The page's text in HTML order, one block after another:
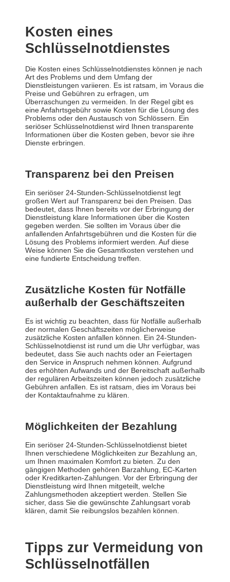
Kosten eines
Schlüsselnotdienstes
Die Kosten eines Schlüsselnotdienstes können je nach
Art des Problems und dem Umfang der
Dienstleistungen variieren. Es ist ratsam, im Voraus die
Preise und Gebühren zu erfragen, um
Überraschungen zu vermeiden. In der Regel gibt es
eine Anfahrtsgebühr sowie Kosten für die Lösung des
Problems oder den Austausch von Schlössern. Ein
seriöser Schlüsselnotdienst wird Ihnen transparente
Informationen über die Kosten geben, bevor sie ihre
Dienste erbringen.
Transparenz bei den Preisen
Ein seriöser 24-Stunden-Schlüsselnotdienst legt
großen Wert auf Transparenz bei den Preisen. Das
bedeutet, dass Ihnen bereits vor der Erbringung der
Dienstleistung klare Informationen über die Kosten
gegeben werden. Sie sollten im Voraus über die
anfallenden Anfahrtsgebühren und die Kosten für die
Lösung des Problems informiert werden. Auf diese
Weise können Sie die Gesamtkosten verstehen und
eine fundierte Entscheidung treffen.
Zusätzliche Kosten für Notfälle
außerhalb der Geschäftszeiten
Es ist wichtig zu beachten, dass für Notfälle außerhalb
der normalen Geschäftszeiten möglicherweise
zusätzliche Kosten anfallen können. Ein 24-Stunden-
Schlüsselnotdienst ist rund um die Uhr verfügbar, was
bedeutet, dass Sie auch nachts oder an Feiertagen
den Service in Anspruch nehmen können. Aufgrund
des erhöhten Aufwands und der Bereitschaft außerhalb
der regulären Arbeitszeiten können jedoch zusätzliche
Gebühren anfallen. Es ist ratsam, dies im Voraus bei
der Kontaktaufnahme zu klären.
Möglichkeiten der Bezahlung
Ein seriöser 24-Stunden-Schlüsselnotdienst bietet
Ihnen verschiedene Möglichkeiten zur Bezahlung an,
um Ihnen maximalen Komfort zu bieten. Zu den
gängigen Methoden gehören Barzahlung, EC-Karten
oder Kreditkarten-Zahlungen. Vor der Erbringung der
Dienstleistung wird Ihnen mitgeteilt, welche
Zahlungsmethoden akzeptiert werden. Stellen Sie
sicher, dass Sie die gewünschte Zahlungsart vorab
klären, damit Sie reibungslos bezahlen können.
Tipps zur Vermeidung von
Schlüsselnotfällen